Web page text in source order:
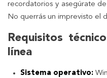
recordatorios y asegúrate
No querrás un imprevisto el
Requisitos
línea
Sistema operativo: